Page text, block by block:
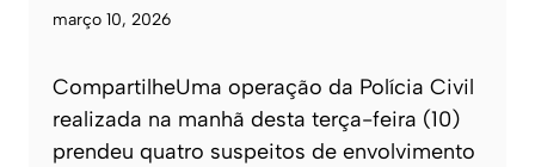
março 10, 2026
CompartilheUma operação da Polícia Civil
realizada na manhã desta terça-feira (10)
prendeu quatro suspeitos de envolvimento